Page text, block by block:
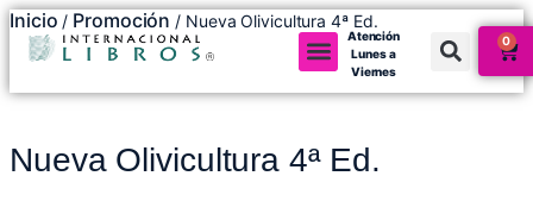
Atención
Lunes a
Viernes
0
Inicio / Promoción / Nueva Olivicultura 4ª Ed.
Nueva Olivicultura 4ª Ed.